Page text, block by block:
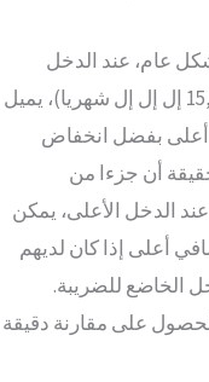
عام، عند الدخل
المنخفض إلى المتوسط (حتى حوالي 15,000 إل إل إل شهريا)، يميل
بفضل انخفاض
أن جزءا من
الدخل الأعلى، يمكن
أعلى إذا كان لديهم
الخاضع للضريبة.
على مقارنة دقيقة